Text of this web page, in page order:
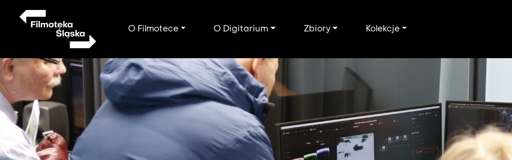
Main
O Filmotece O Digitarium Zbiory Kolekcje